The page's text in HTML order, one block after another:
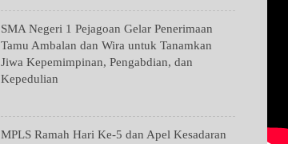
SMA Negeri 1 Pejagoan Gelar Penerimaan
Tamu Ambalan dan Wira untuk Tanamkan
Jiwa Kepemimpinan, Pengabdian, dan
Kepedulian
MPLS Ramah Hari Ke-5 dan Apel Kesadaran